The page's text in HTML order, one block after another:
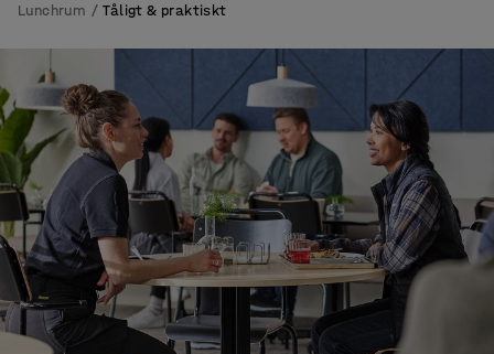
Lunchrum Tåligt & praktiskt